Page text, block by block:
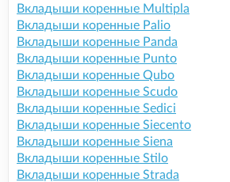
Вкладыши коренные Multipla
Вкладыши коренные Palio
Вкладыши коренные Panda
Вкладыши коренные Punto
Вкладыши коренные Qubo
Вкладыши коренные Scudo
Вкладыши коренные Sedici
Вкладыши коренные Siecento
Вкладыши коренные Siena
Вкладыши коренные Stilo
Вкладыши коренные Strada